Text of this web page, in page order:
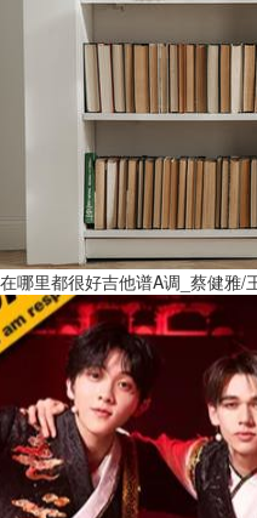
在哪里都很好吉他谱A调_蔡健雅/